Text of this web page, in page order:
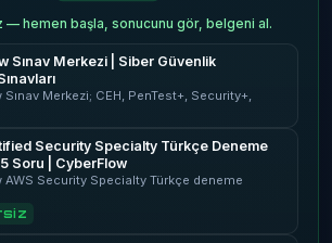
hemen başla, sonucunu gör, belgeni al.
Sınav Merkezi | Siber Güvenlik
Merkezi; CEH, PenTest+, Security+,
Security Specialty Türkçe Deneme
Soru | CyberFlow
AWS Security Specialty Türkçe deneme